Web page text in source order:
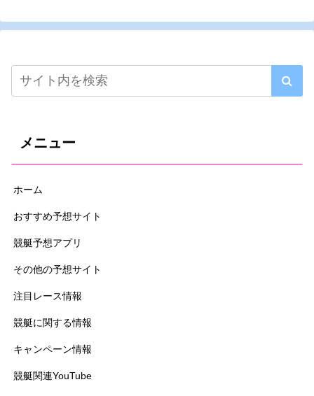
メニュー
ホーム
おすすめ予想サイト
競艇予想アプリ
その他の予想サイト
注目レース情報
競艇に関する情報
キャンペーン情報
競艇関連YouTube